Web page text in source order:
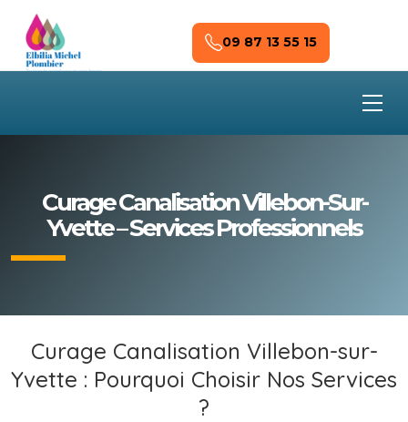
Skip to main content
09 87 13 55 15
Curage Canalisation Villebon-Sur-
Yvette – Services Professionnels
Curage Canalisation Villebon-sur-
Yvette : Pourquoi Choisir Nos Services
?